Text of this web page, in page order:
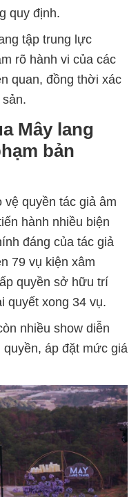
quy định.
tập trung lực
rõ hành vi của các
quan, đồng thời xác
Mây lang
bản
quyền tác giả âm
hành nhiều biện
đáng của tác giả
79 vụ kiện xâm
quyền sở hữu trí
quyết xong 34 vụ.
nhiều show diễn
áp đặt mức giá